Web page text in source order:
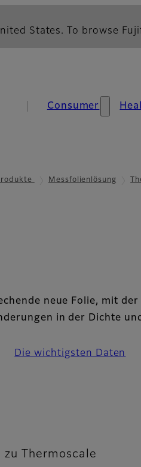
States. To browse
Consumer
Messfolienlösung
neue Folie, mit
in der Dichte
Die wichtigsten Daten
Thermoscale